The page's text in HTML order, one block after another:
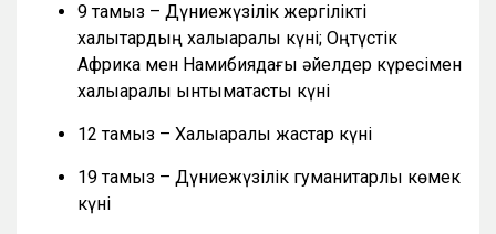
9 тамыз – Дүниежүзілік жергілікті
халықтардың халықаралық күні; Оңтүстік
Африка мен Намибиядағы әйелдер күресімен
халықаралық ынтымақтастық күні
12 тамыз – Халықаралық жастар күні
19 тамыз – Дүниежүзілік гуманитарлық көмек
күні